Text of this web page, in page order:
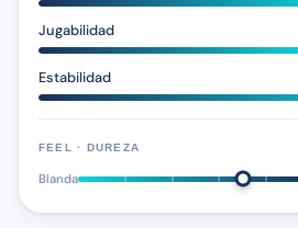
Jugabilidad
Estabilidad
FEEL · DUREZA
Blanda